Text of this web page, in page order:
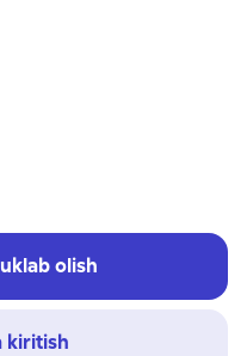
olish
kiritish